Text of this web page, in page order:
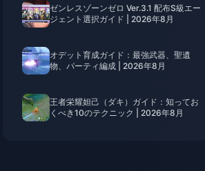
ゼンレスゾーンゼロ Ver.3.1 配布S級エー
ジェント選択ガイド | 2026年8月
オデット育成ガイド：最強武器、聖遺
物、パーティ編成 | 2026年8月
王者栄耀妲己（ダキ）ガイド：知ってお
くべき10のテクニック | 2026年8月